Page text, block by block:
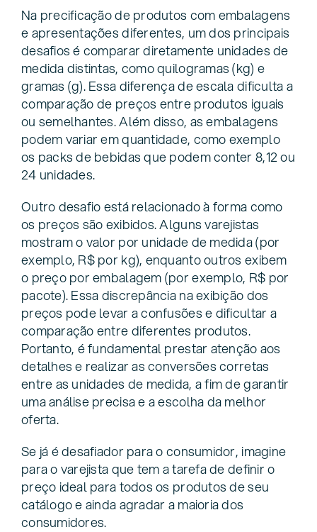
Na precificação de produtos com embalagens
e apresentações diferentes, um dos principais
desafios é comparar diretamente unidades de
medida distintas, como quilogramas (kg) e
gramas (g). Essa diferença de escala dificulta a
comparação de preços entre produtos iguais
ou semelhantes. Além disso, as embalagens
podem variar em quantidade, como exemplo
os packs de bebidas que podem conter 8,12 ou
24 unidades.
Outro desafio está relacionado à forma como
os preços são exibidos. Alguns varejistas
mostram o valor por unidade de medida (por
exemplo, R$ por kg), enquanto outros exibem
o preço por embalagem (por exemplo, R$ por
pacote). Essa discrepância na exibição dos
preços pode levar a confusões e dificultar a
comparação entre diferentes produtos.
Portanto, é fundamental prestar atenção aos
detalhes e realizar as conversões corretas
entre as unidades de medida, a fim de garantir
uma análise precisa e a escolha da melhor
oferta.
Se já é desafiador para o consumidor, imagine
para o varejista que tem a tarefa de definir o
preço ideal para todos os produtos de seu
catálogo e ainda agradar a maioria dos
consumidores.